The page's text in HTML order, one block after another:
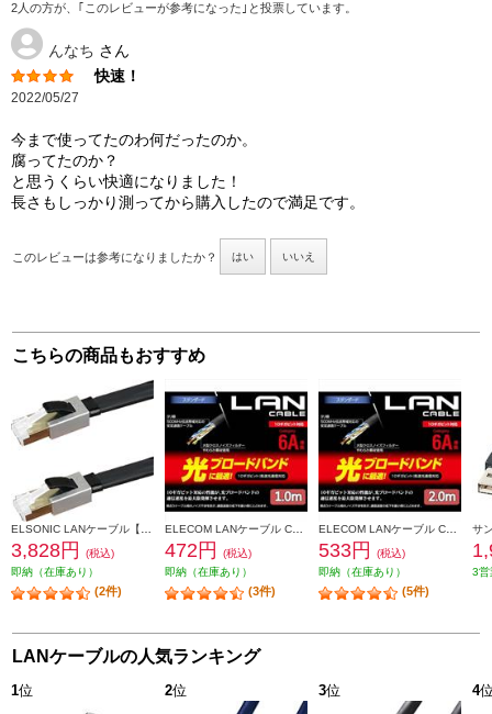
2人の方が、｢このレビューが参考になった｣と投票しています。
んなち さん
快速！
2022/05/27
今まで使ってたのわ何だったのか。
腐ってたのか？
と思うくらい快適になりました！
長さもしっかり測ってから購入したので満足です。
このレビューは参考になりましたか？ はい いいえ
こちらの商品もおすすめ
3,828円
(税込)
即納（在庫あり）
(2件)
472円
(税込)
即納（在庫あり）
(3件)
533円
(税込)
即納（在庫あり）
(5件)
3営
LANケーブルの人気ランキング
1位 2位 3位 4